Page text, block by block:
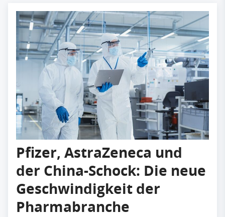
Pfizer, AstraZeneca und
der China-Schock: Die neue
Geschwindigkeit der
Pharmabranche